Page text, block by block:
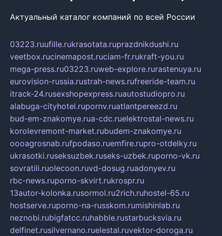
Актуальный каталог компаний по всей России
03223.ruufille.rukrasotata.ruprazdnikdushi.ru
veetbox.rucinemapost.ruciam-fr.rukraft-you.ru
mega-press.ru03223.ruweb-explore.rurastenuya.ru
eurovision-russia.rustrah-news.rufreeride-team.ru
itrack-24.rusexshopexpress.ruautostudiopro.ru
alabuga-cityhotel.rupornv.ruatlantpereezd.ru
bud-em-znakomye.rua-cdc.ruelektrostal-news.ru
korolevremont-market.rubudem-znakomye.ru
oooagrosnab.rufpodaso.ruemfire.rupro-otdelky.ru
ukrasotki.ruseksuzbek.ruseks-uzbek.ruporno-vk.ru
sovratili.ruolecoon.ruvd-dosug.ruadonyev.ru
rbc-news.ruporno-skvirt.rukrospr.ru
13autor-kolonka.rusormol.ru2rich.ruhostel-65.ru
hostserve.ruporno-na-russkom.rumishinlab.ru
neznobi.rubigfatcc.ruhabble.rustarbucksvia.ru
delfinet.rusilvernano.ruelestal.ruvektor-doroga.ru